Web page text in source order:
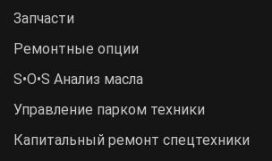
Запчасти
Ремонтные опции
S•O•S Анализ масла
Управление парком техники
Капитальный ремонт спецтехники